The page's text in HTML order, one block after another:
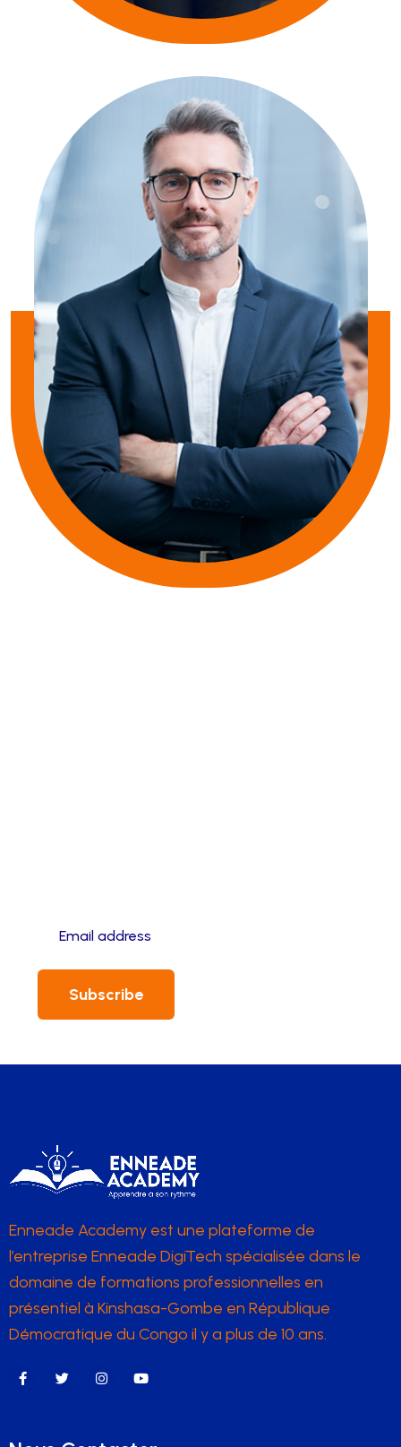
Subscribe
Enneade Academy est une plateforme de
l’entreprise Enneade DigiTech spécialisée dans le
domaine de formations professionnelles en
présentiel à Kinshasa-Gombe en République
Démocratique du Congo il y a plus de 10 ans.